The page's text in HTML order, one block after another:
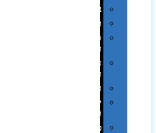
בקבוקים
תרמי
ספלים
וכוסות
הוקרה
ואומנות
חגים
יין
ומארזים
כלי